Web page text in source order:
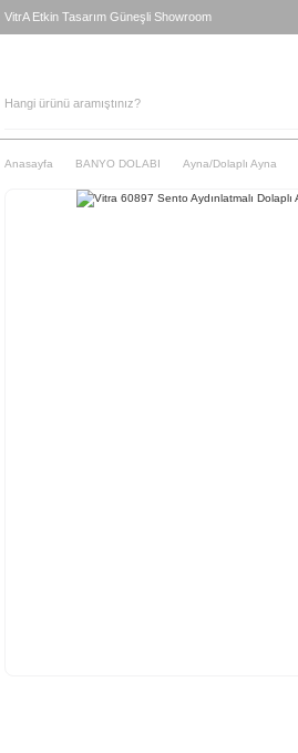
VitrA Etkin Tasarım Güneşli Showroom
Anasayfa BANYO DOLABI Ayna/Dolaplı Ayna